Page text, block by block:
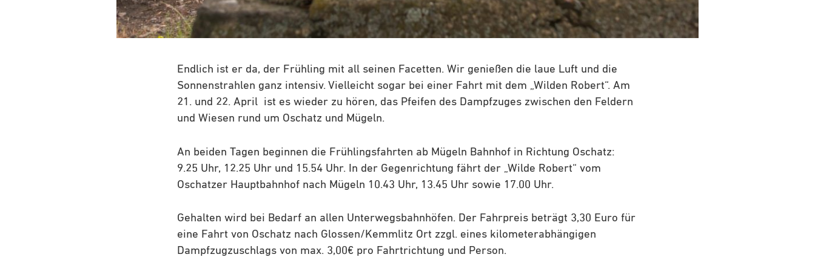
Endlich ist er da, der Frühling mit all seinen Facetten. Wir genießen die laue Luft und die
Sonnenstrahlen ganz intensiv. Vielleicht sogar bei einer Fahrt mit dem „Wilden Robert“. Am
21. und 22. April ist es wieder zu hören, das Pfeifen des Dampfzuges zwischen den Feldern
und Wiesen rund um Oschatz und Mügeln.
An beiden Tagen beginnen die Frühlingsfahrten ab Mügeln Bahnhof in Richtung Oschatz:
9.25 Uhr, 12.25 Uhr und 15.54 Uhr. In der Gegenrichtung fährt der „Wilde Robert“ vom
Oschatzer Hauptbahnhof nach Mügeln 10.43 Uhr, 13.45 Uhr sowie 17.00 Uhr.
Gehalten wird bei Bedarf an allen Unterwegsbahnhöfen. Der Fahrpreis beträgt 3,30 Euro für
eine Fahrt von Oschatz nach Glossen/Kemmlitz Ort zzgl. eines kilometerabhängigen
Dampfzugzuschlags von max. 3,00€ pro Fahrtrichtung und Person.